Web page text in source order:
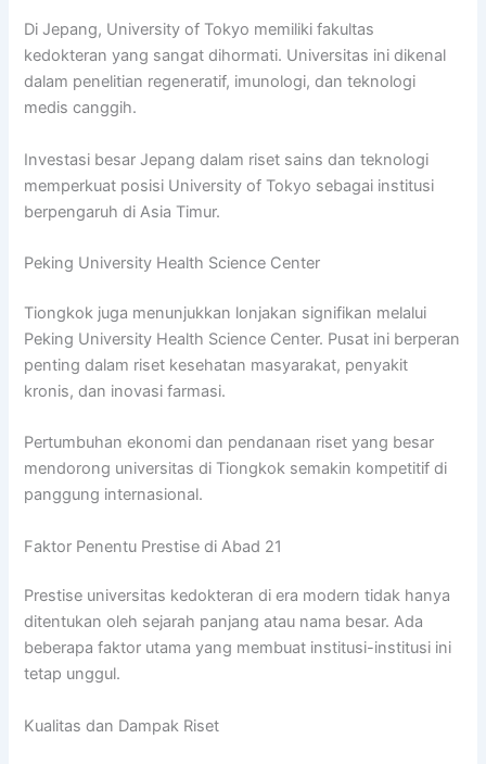
Di Jepang, University of Tokyo memiliki fakultas
kedokteran yang sangat dihormati. Universitas ini dikenal
dalam penelitian regeneratif, imunologi, dan teknologi
medis canggih.
Investasi besar Jepang dalam riset sains dan teknologi
memperkuat posisi University of Tokyo sebagai institusi
berpengaruh di Asia Timur.
Peking University Health Science Center
Tiongkok juga menunjukkan lonjakan signifikan melalui
Peking University Health Science Center. Pusat ini berperan
penting dalam riset kesehatan masyarakat, penyakit
kronis, dan inovasi farmasi.
Pertumbuhan ekonomi dan pendanaan riset yang besar
mendorong universitas di Tiongkok semakin kompetitif di
panggung internasional.
Faktor Penentu Prestise di Abad 21
Prestise universitas kedokteran di era modern tidak hanya
ditentukan oleh sejarah panjang atau nama besar. Ada
beberapa faktor utama yang membuat institusi-institusi ini
tetap unggul.
Kualitas dan Dampak Riset